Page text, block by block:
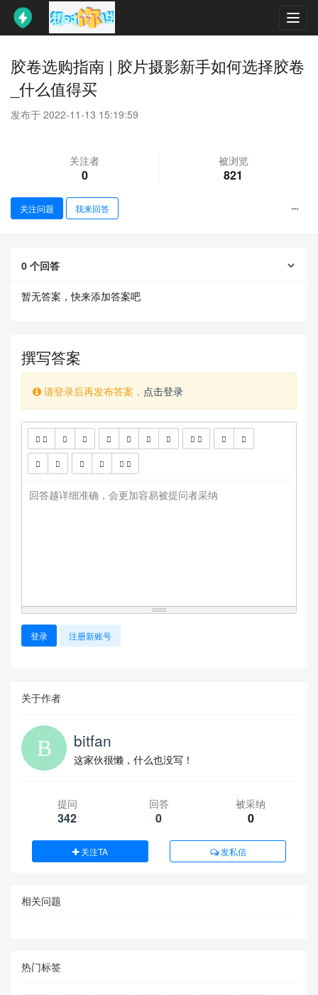
胶卷选购指南 | 胶片摄影新手如何选择胶卷
_什么值得买
发布于 2022-11-13 15:19:59
查看更多
关注者
0
被浏览
821
关注问题 我来回答
0 个回答
暂无答案，快来添加答案吧
撰写答案
请登录后再发布答案， 点击登录
回答越详细准确，会更加容易被提问者采纳
登录 注册新账号
关于作者
bitfan
这家伙很懒，什么也没写！
提问
342
回答
0
被采纳
0
关注TA 发私信
相关问题
热门标签